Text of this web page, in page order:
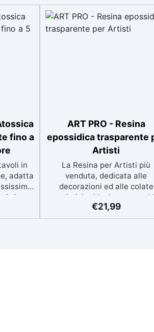
fino a
in
adatta
sicure
e
ART PRO - Resina
epossidica trasparente
Artisti
La Resina per Artisti più
venduta, dedicata alle
decorazioni ed alle colate
artistiche Ideale per quadri,
rivestimenti, vassoi e anche
piccole creazioni
€21,99